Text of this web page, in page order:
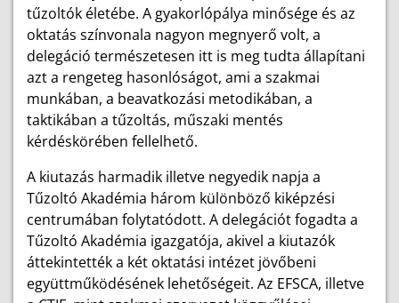
tűzoltók életébe. A gyakorlópálya minősége és az
oktatás színvonala nagyon megnyerő volt, a
delegáció természetesen itt is meg tudta állapítani
azt a rengeteg hasonlóságot, ami a szakmai
munkában, a beavatkozási metodikában, a
taktikában a tűzoltás, műszaki mentés
kérdéskörében fellelhető.
A kiutazás harmadik illetve negyedik napja a
Tűzoltó Akadémia három különböző kiképzési
centrumában folytatódott. A delegációt fogadta a
Tűzoltó Akadémia igazgatója, akivel a kiutazók
áttekintették a két oktatási intézet jövőbeni
együttműködésének lehetőségeit. Az EFSCA, illetve